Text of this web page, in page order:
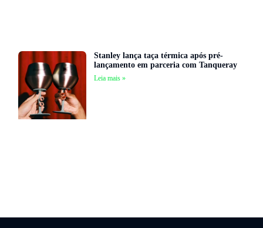
Stanley lança taça térmica após pré-
lançamento em parceria com Tanqueray
Leia mais »